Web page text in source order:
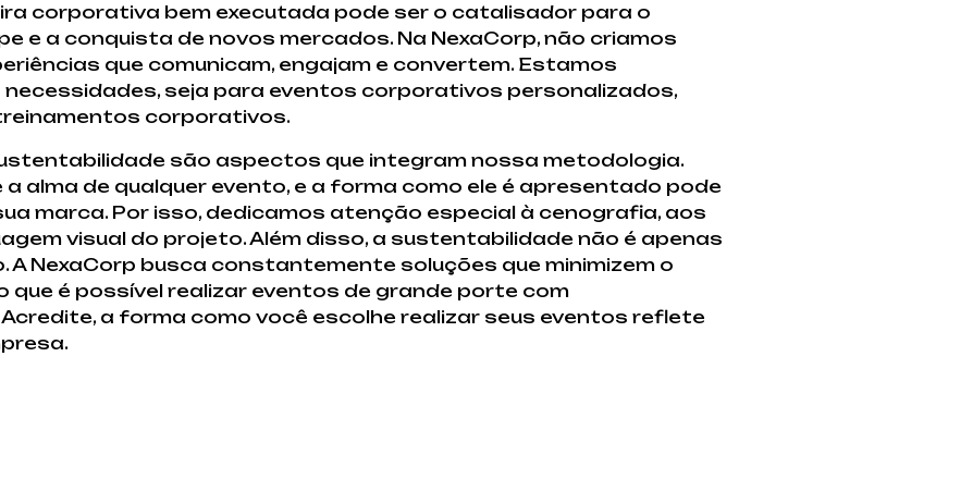
corporativa bem executada pode ser o catalisador para o
e a conquista de novos mercados. Na NexaCorp, não criamos
que comunicam, engajam e convertem. Estamos
seja para eventos corporativos personalizados,
corporativos.
são aspectos que integram nossa metodologia.
alma de qualquer evento, e a forma como ele é apresentado pode
marca. Por isso, dedicamos atenção especial à cenografia, aos
visual do projeto. Além disso, a sustentabilidade não é apenas
A NexaCorp busca constantemente soluções que minimizem o
é possível realizar eventos de grande porte com
a forma como você escolhe realizar seus eventos reflete